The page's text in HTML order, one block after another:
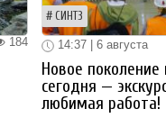
184
СИНТЗ
14:37 | 6 августа
Новое поколение
сегодня —
любимая работа!